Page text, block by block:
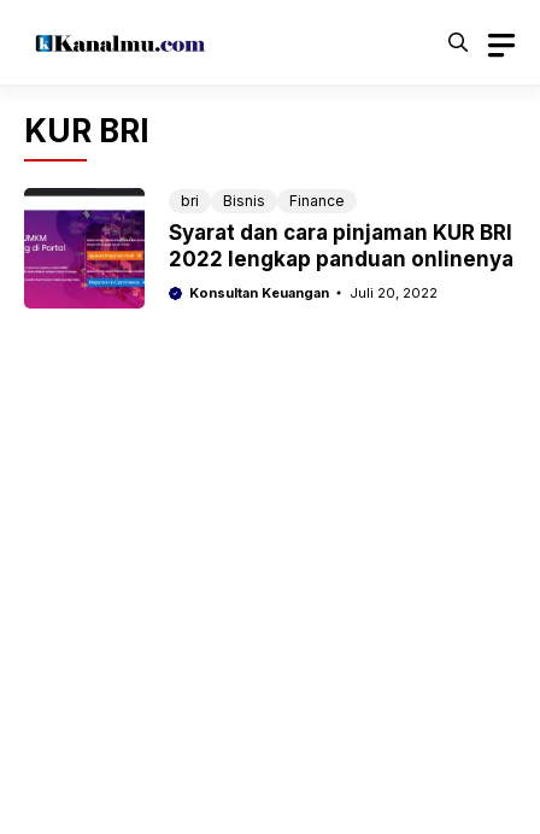
KUR BRI
bri Bisnis Finance
Syarat dan cara pinjaman KUR BRI
2022 lengkap panduan onlinenya
Konsultan Keuangan Juli 20, 2022